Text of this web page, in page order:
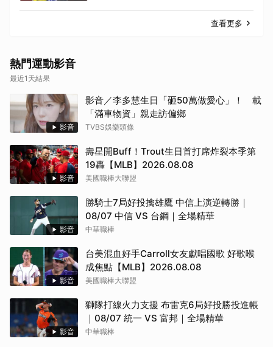
查看更多
熱門運動影音
最近1天結果
影音
影音／李多慧生日「砸50萬做愛心」！ 載
「滿車物資」親走訪偏鄉
TVBS娛樂頭條
影音
壽星開Buff！Trout生日首打席炸裂本季第
19轟【MLB】2026.08.08
美國職棒大聯盟
影音
勝騎士7局好投擒雄鷹 中信上演逆轉勝｜
08/07 中信 VS 台鋼｜全場精華
中華職棒
影音
台美混血好手Carroll女友獻唱國歌 好歌喉
成焦點【MLB】2026.08.08
美國職棒大聯盟
影音
獅隊打線火力支援 布雷克6局好投勝投進帳
｜08/07 統一 VS 富邦｜全場精華
中華職棒